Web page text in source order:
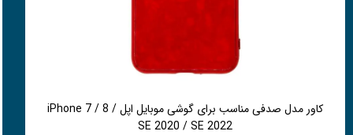
کاور مدل صدفی مناسب برای گوشی موبایل اپل iPhone 7 / 8 /
SE 2020 / SE 2022